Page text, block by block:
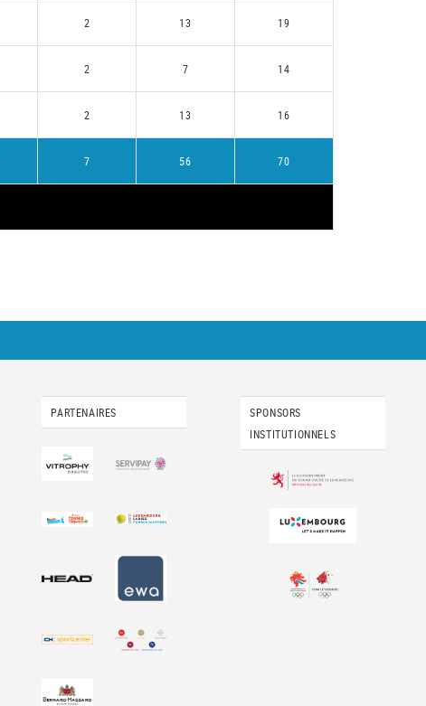
2 13 19
2 7 14
2 13 16
7 56 70
PARTENAIRES
SPONSORS
INSTITUTIONNELS